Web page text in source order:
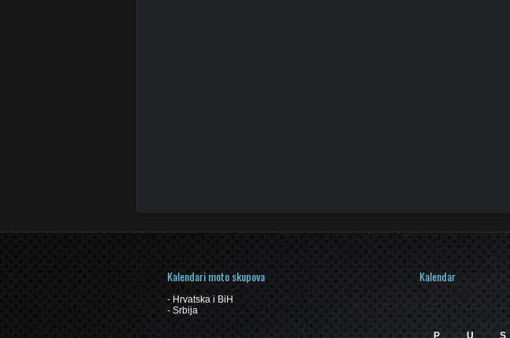
Kalendari moto skupova
- Hrvatska i BiH
- Srbija
Kalendar
P U S